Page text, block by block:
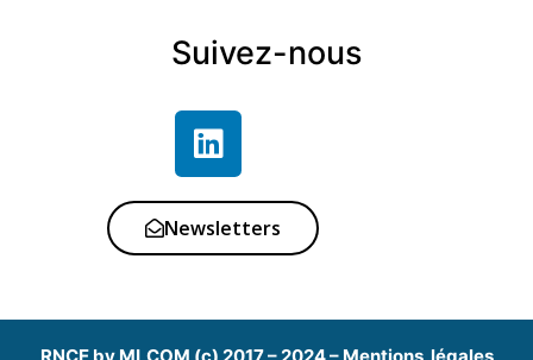
Suivez-nous
Newsletters
RNCE by MLCOM (c) 2017 – 2024 – Mentions légales